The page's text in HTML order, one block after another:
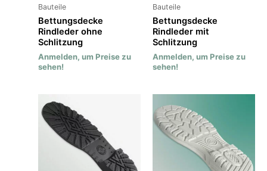
Bauteile
Bettungsdecke
Rindleder ohne
Schlitzung
Anmelden, um Preise zu
sehen!
Bauteile
Bettungsdecke
Rindleder mit
Schlitzung
Anmelden, um Preise zu
sehen!